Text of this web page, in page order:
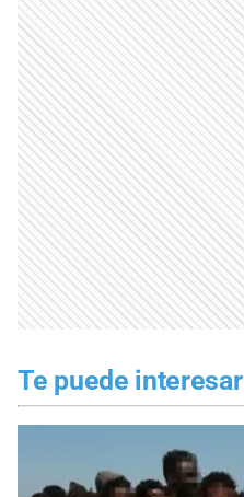
Te puede interesar